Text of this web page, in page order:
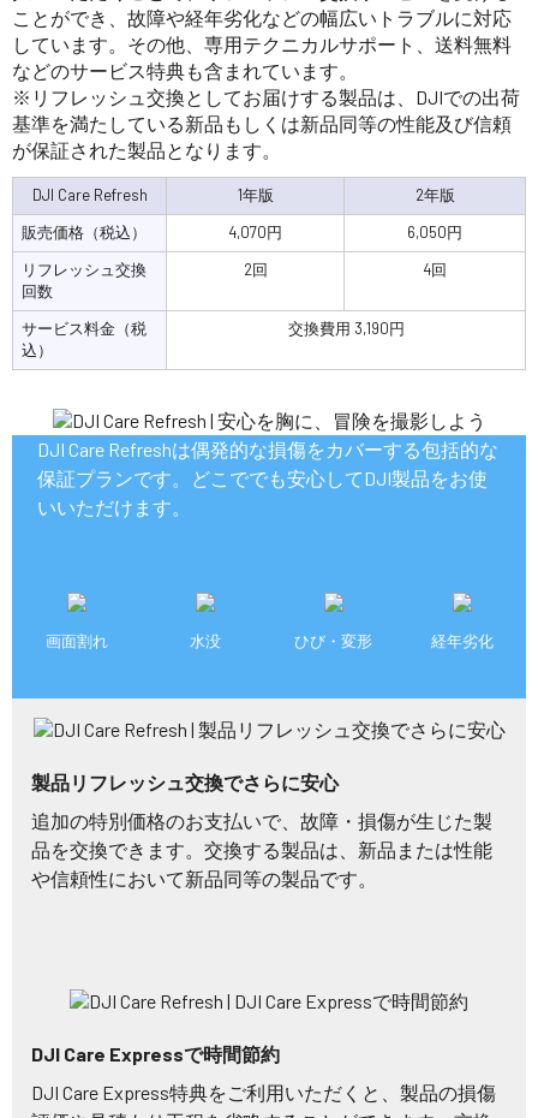
ことができ、故障や経年劣化などの幅広いトラブルに対応
しています。その他、専用テクニカルサポート、送料無料
などのサービス特典も含まれています。
※リフレッシュ交換としてお届けする製品は、DJIでの出荷
基準を満たしている新品もしくは新品同等の性能及び信頼
が保証された製品となります。
DJI Care Refresh 1年版
2年版
販売価格（税込）
4,070円
6,050円
リフレッシュ交換
回数
2回 4回
サービス料金（税
込）
交換費用 3,190円
DJI Care Refreshは偶発的な損傷をカバーする包括的な
保証プランです。どこででも安心してDJI製品をお使
いいただけます。
画面割れ 水没 ひび・変形 経年劣化
製品リフレッシュ交換でさらに安心
追加の特別価格のお支払いで、故障・損傷が生じた製
品を交換できます。交換する製品は、新品または性能
や信頼性において新品同等の製品です。
DJI Care Expressで時間節約
DJI Care Express特典をご利用いただくと、製品の損傷